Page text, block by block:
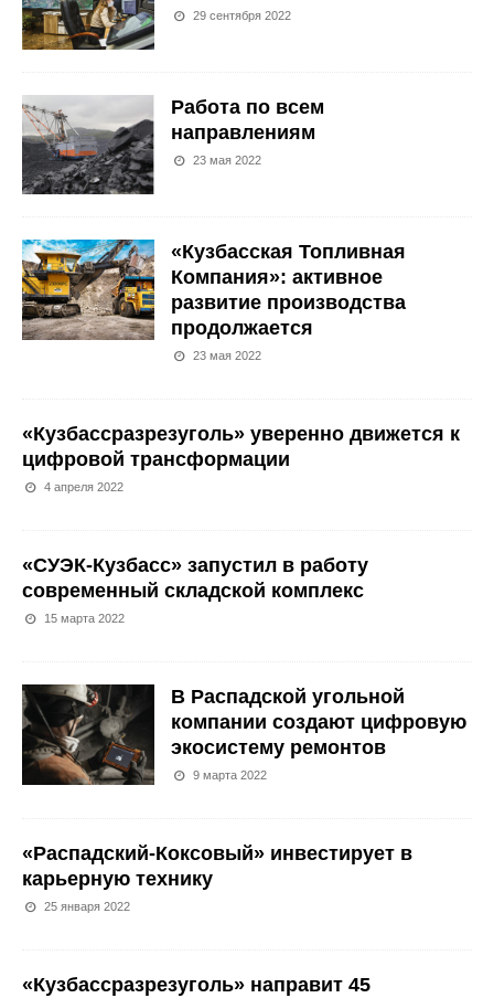
29 сентября 2022
Работа по всем
направлениям
23 мая 2022
«Кузбасская Топливная
Компания»: активное
развитие производства
продолжается
23 мая 2022
«Кузбассразрезуголь» уверенно движется к
цифровой трансформации
4 апреля 2022
«СУЭК-Кузбасс» запустил в работу
современный складской комплекс
15 марта 2022
В Распадской угольной
компании создают цифровую
экосистему ремонтов
9 марта 2022
«Распадский-Коксовый» инвестирует в
карьерную технику
25 января 2022
«Кузбассразрезуголь» направит 45